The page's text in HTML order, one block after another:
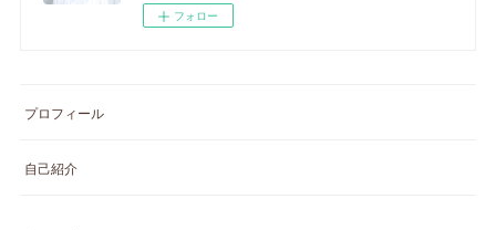
フォロー
プロフィール
自己紹介